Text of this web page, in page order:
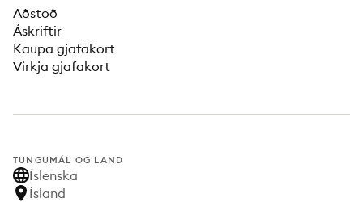
Aðstoð
Áskriftir
Kaupa gjafakort
Virkja gjafakort
TUNGUMÁL OG LAND
Íslenska
Ísland